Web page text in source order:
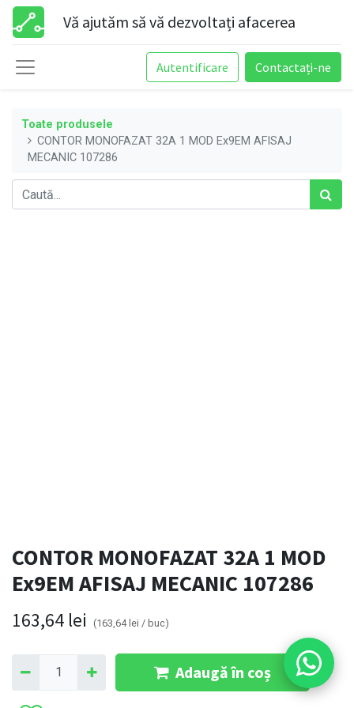
Vă ajutăm să vă dezvoltați afacerea
Autentificare Contactați-ne
Toate produsele
CONTOR MONOFAZAT 32A 1 MOD Ex9EM AFISAJ
MECANIC 107286
CONTOR MONOFAZAT 32A 1 MOD
Ex9EM AFISAJ MECANIC 107286
163,64 lei (163,64lei / buc)
Adaugă în coș